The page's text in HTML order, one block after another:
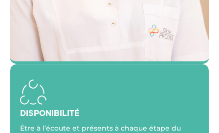
DISPONIBILITÉ
Être à l’écoute et présents à chaque étape du